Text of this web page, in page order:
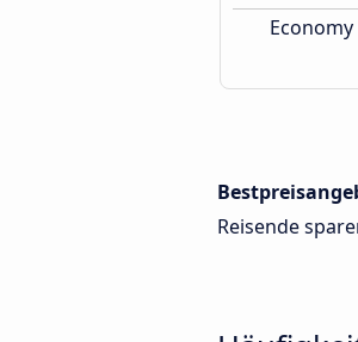
Economy
Reisende